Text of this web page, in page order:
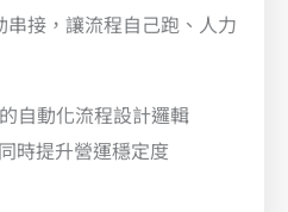
接，讓流程自己跑、人力
自動化流程設計邏輯
時提升營運穩定度